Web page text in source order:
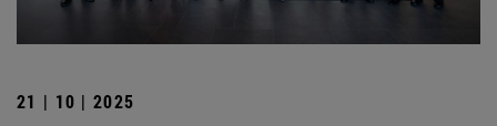
21 | 10 | 2025